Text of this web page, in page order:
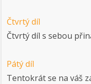
Čtvrtý díl
Čtvrtý díl s sebou
Pátý díl
Tentokrát se na váš